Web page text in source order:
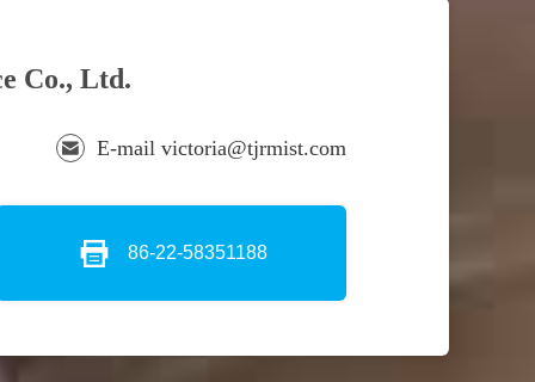
Co., Ltd.
E-mail victoria@tjrmist.com
86-22-58351188